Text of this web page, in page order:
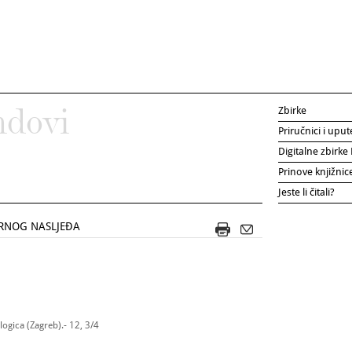
NASLJEĐA
(Zagreb).- 12, 3/4
Zbirke
Priručnici i
Digitalne zbirke
Prinove
Jeste li čitali?